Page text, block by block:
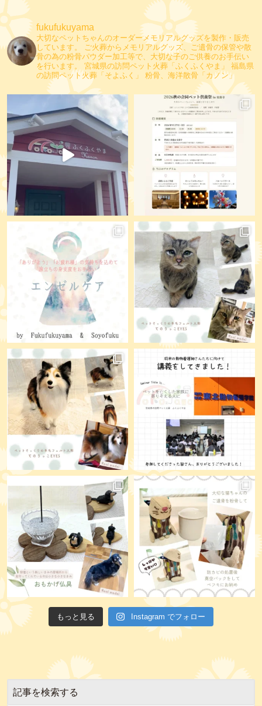
fukufukuyama
大切なペットちゃんのオーダーメモリアルグッズを製作・販売
しています。
ご火葬からメモリアルグッズ、ご遺骨の保管や散
骨の為の粉骨パウダー加工等で、大切な子のご供養のお手伝い
を行います。
宮城県の訪問ペット火葬「ふくふくやま」
福島県
の訪問ペット火葬「そよふく」
粉骨、海洋散骨「カノン」
もっと見る Instagram でフォロー
記事を検索する